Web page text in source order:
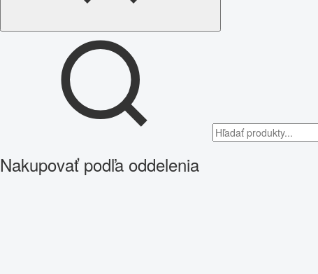
Nakupovať podľa oddelenia